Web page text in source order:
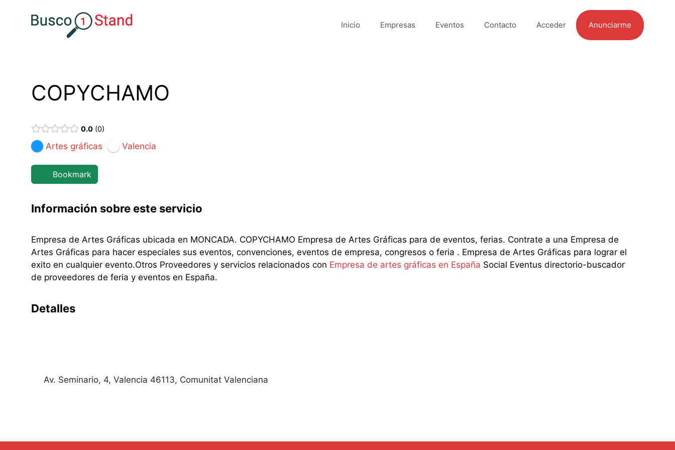
Inicio Empresas Eventos Contacto Acceder Anunciarme
COPYCHAMO
0.0 0
Artes gráficas Valencia
Bookmark
Información sobre este servicio
Empresa de Artes Gráficas ubicada en MONCADA. COPYCHAMO Empresa de Artes Gráficas para de eventos, ferias. Contrate a una Empresa de
Artes Gráficas para hacer especiales sus eventos, convenciones, eventos de empresa, congresos o feria . Empresa de Artes Gráficas para lograr el
exito en cualquier evento.Otros Proveedores y servicios relacionados con Empresa de artes gráficas en España Social Eventus directorio-buscador
de proveedores de feria y eventos en España.
Detalles
Av. Seminario, 4, Valencia 46113, Comunitat Valenciana